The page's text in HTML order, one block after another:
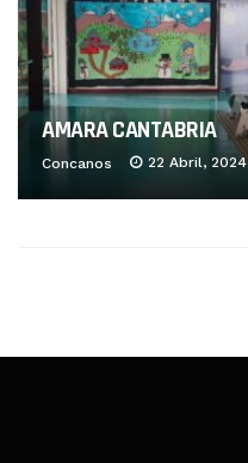
AMARA CANTABRIA
Concanos 22 Abril, 2024